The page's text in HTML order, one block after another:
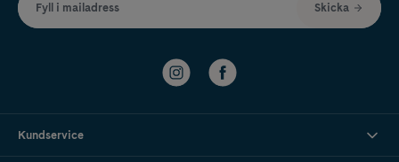
Fyll i mailadress Skicka
Kundservice